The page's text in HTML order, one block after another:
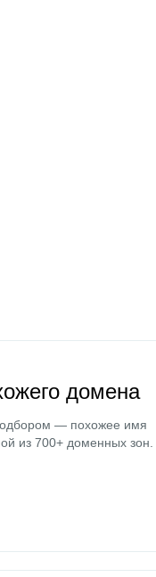
домена
— похожее имя
из 700+ доменных зон.